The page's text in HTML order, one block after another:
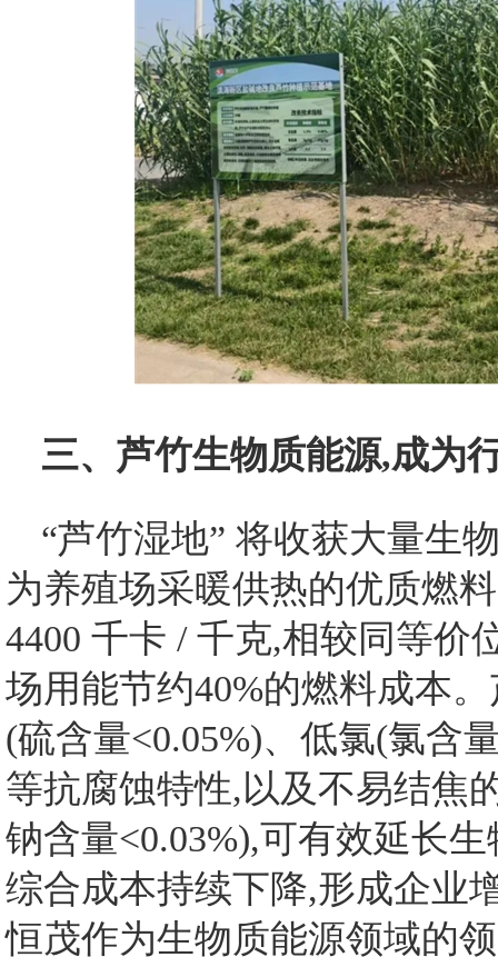
三、芦竹生物质能源,成为
“芦竹湿地” 将收获大量生
为养殖场采暖供热的优质燃
4400 千卡 / 千克,相较同等价
场用能节约40%的燃料成本
(硫含量<0.05%)、低氯(氯含
等抗腐蚀特性,以及不易结焦
钠含量<0.03%),可有效延长
综合成本持续下降,形成企业
恒茂作为生物质能源领域的